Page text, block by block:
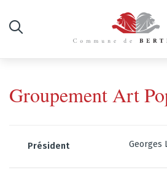
Groupement Art
Président Georges